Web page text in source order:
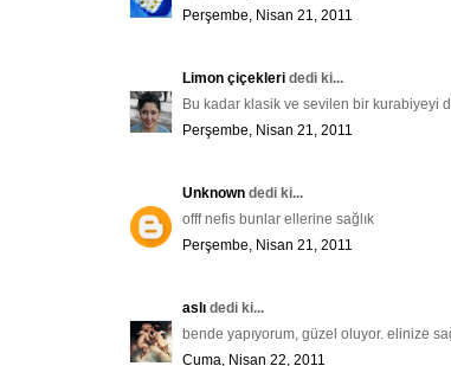
Perşembe, Nisan 21, 2011
Limon çiçekleri dedi ki...
Bu kadar klasik ve sevilen bir kurabiyeyi
Perşembe, Nisan 21, 2011
Unknown dedi ki...
offf nefis bunlar ellerine sağlık
Perşembe, Nisan 21, 2011
aslı dedi ki...
bende yapıyorum, güzel oluyor. elinize
Cuma, Nisan 22, 2011